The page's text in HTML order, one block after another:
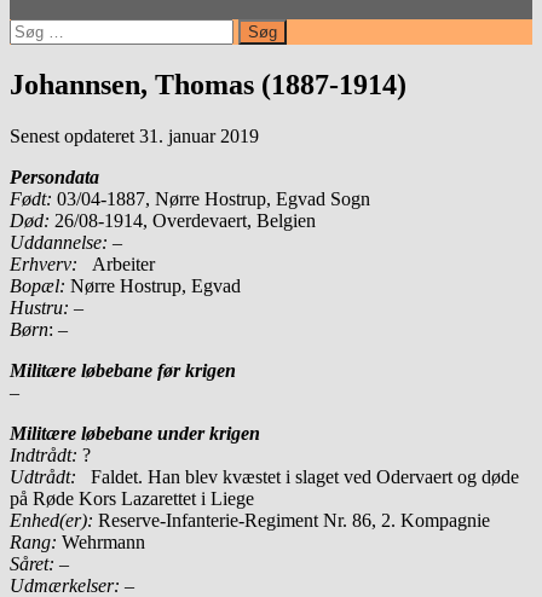
Søg
efter:
Johannsen, Thomas (1887-1914)
Senest opdateret 31. januar 2019
Persondata
Født: 03/04-1887, Nørre Hostrup, Egvad Sogn
Død: 26/08-1914, Overdevaert, Belgien
Uddannelse: –
Erhverv: Arbeiter
Bopæl: Nørre Hostrup, Egvad
Hustru: –
Børn: –
Militære løbebane før krigen
–
Militære løbebane under krigen
Indtrådt: ?
Udtrådt: Faldet. Han blev kvæstet i slaget ved Odervaert og døde
på Røde Kors Lazarettet i Liege
Enhed(er): Reserve-Infanterie-Regiment Nr. 86, 2. Kompagnie
Rang: Wehrmann
Såret: –
Udmærkelser: –